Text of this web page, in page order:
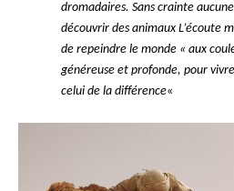
dromadaires. Sans crainte
découvrir des animaux L’écoute
de repeindre le monde « aux
généreuse et profonde, pour
celui de la différence«